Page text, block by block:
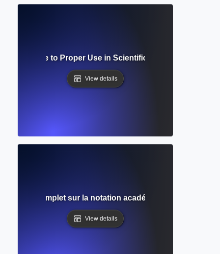
Guide to Proper Use in Scientific and Mathematical
View details
? Guide complet sur la notation académique et le
View details